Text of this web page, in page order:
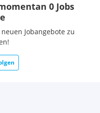
0 Jobs
Jobangebote zu